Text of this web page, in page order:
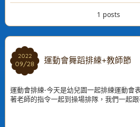
1 posts
2022
09/28
2022
09/28 運動會舞蹈排練+教師節
運動會排練-今天是幼兒園一起排練運動會
著老師的指令一起到操場排隊，我們一起